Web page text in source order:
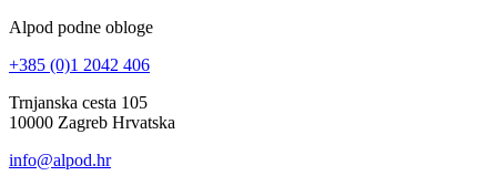
Alpod podne obloge
+385 (0)1 2042 406
Trnjanska cesta 105
10000 Zagreb Hrvatska
info@alpod.hr